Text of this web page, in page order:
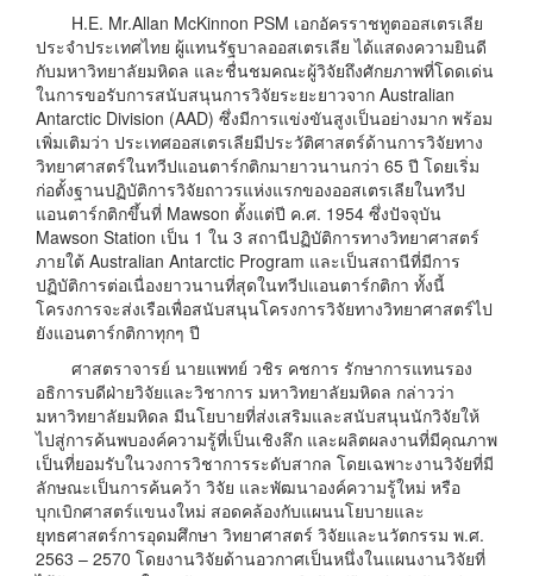
H.E. Mr.Allan McKinnon PSM เอกอัครราชทูตออสเตรเลีย
ประจำประเทศไทย ผู้แทนรัฐบาลออสเตรเลีย ได้แสดงความยินดี
กับมหาวิทยาลัยมหิดล และชื่นชมคณะผู้วิจัยถึงศักยภาพที่โดดเด่น
ในการขอรับการสนับสนุนการวิจัยระยะยาวจาก Australian
Antarctic Division (AAD) ซึ่งมีการแข่งขันสูงเป็นอย่างมาก พร้อม
เพิ่มเติมว่า ประเทศออสเตรเลียมีประวัติศาสตร์ด้านการวิจัยทาง
วิทยาศาสตร์ในทวีปแอนตาร์กติกมายาวนานกว่า 65 ปี โดยเริ่ม
ก่อตั้งฐานปฏิบัติการวิจัยถาวรแห่งแรกของออสเตรเลียในทวีป
แอนตาร์กติกขึ้นที่ Mawson ตั้งแต่ปี ค.ศ. 1954 ซึ่งปัจจุบัน
Mawson Station เป็น 1 ใน 3 สถานีปฏิบัติการทางวิทยาศาสตร์
ภายใต้ Australian Antarctic Program และเป็นสถานีที่มีการ
ปฏิบัติการต่อเนื่องยาวนานที่สุดในทวีปแอนตาร์กติกา ทั้งนี้
โครงการจะส่งเรือเพื่อสนับสนุนโครงการวิจัยทางวิทยาศาสตร์ไป
ยังแอนตาร์กติกาทุกๆ ปี
ศาสตราจารย์ นายแพทย์ วชิร คชการ รักษาการแทนรอง
อธิการบดีฝ่ายวิจัยและวิชาการ มหาวิทยาลัยมหิดล กล่าวว่า
มหาวิทยาลัยมหิดล มีนโยบายที่ส่งเสริมและสนับสนุนนักวิจัยให้
ไปสู่การค้นพบองค์ความรู้ที่เป็นเชิงลึก และผลิตผลงานที่มีคุณภาพ
เป็นที่ยอมรับในวงการวิชาการระดับสากล โดยเฉพาะงานวิจัยที่มี
ลักษณะเป็นการค้นคว้า วิจัย และพัฒนาองค์ความรู้ใหม่ หรือ
บุกเบิกศาสตร์แขนงใหม่ สอดคล้องกับแผนนโยบายและ
ยุทธศาสตร์การอุดมศึกษา วิทยาศาสตร์ วิจัยและนวัตกรรม พ.ศ.
2563 – 2570 โดยงานวิจัยด้านอวกาศเป็นหนึ่งในแผนงานวิจัยที่